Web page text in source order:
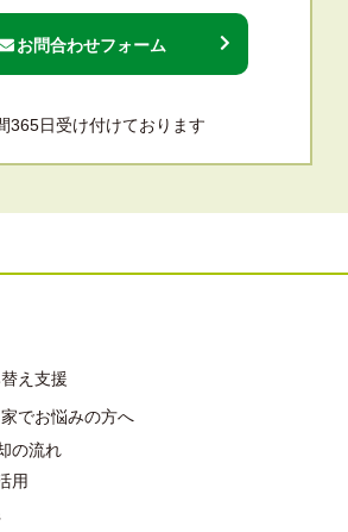
お問合わせフォーム
365日受け付けております
え支援
でお悩みの方へ
の流れ
用